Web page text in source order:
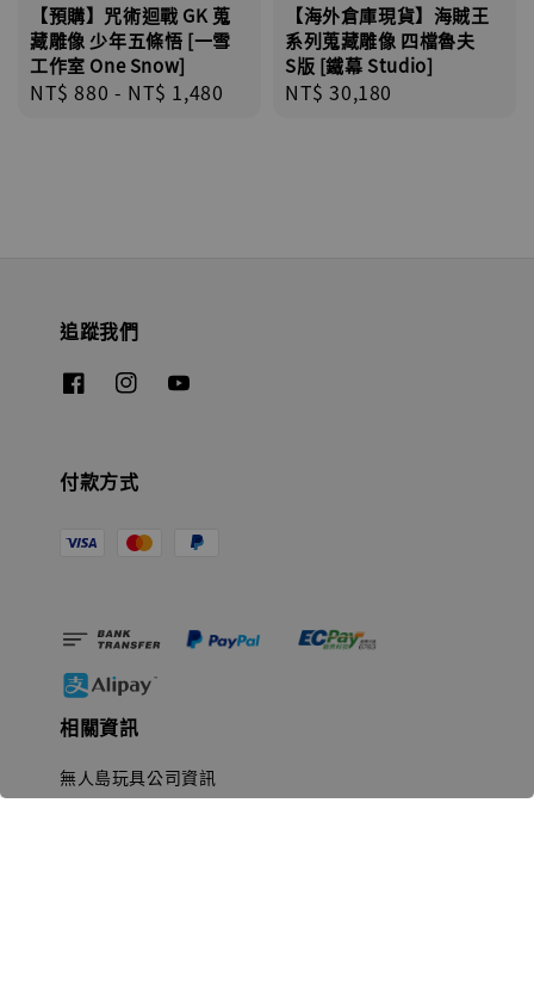
【預購】咒術迴戰 GK 蒐
藏雕像 少年五條悟 [一雪
工作室 One Snow]
Regular
NT$ 880 - NT$ 1,480
【海外倉庫現貨】海賊王
系列蒐藏雕像 四檔魯夫
S版 [鐵幕 Studio]
Regular
NT$ 30,180
追蹤我們
付款方式
相關資訊
無人島玩具公司資訊
里程碑